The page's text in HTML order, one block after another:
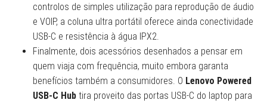
controlos de simples utilização para reprodução de áudio
e VOIP, a coluna ultra portátil oferece ainda conectividade
USB-C e resistência à água IPX2.
Finalmente, dois acessórios desenhados a pensar em
quem viaja com frequência, muito embora garanta
benefícios também a consumidores. O Lenovo Powered
USB-C Hub tira proveito das portas USB-C do laptop para